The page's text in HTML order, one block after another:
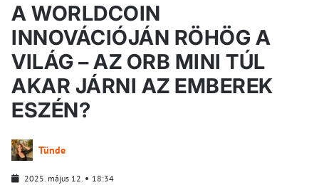
A WORLDCOIN
INNOVÁCIÓJÁN RÖHÖG A
VILÁG – AZ ORB MINI TÚL
AKAR JÁRNI AZ EMBEREK
ESZÉN?
Tünde
2025. május 12.
18:34